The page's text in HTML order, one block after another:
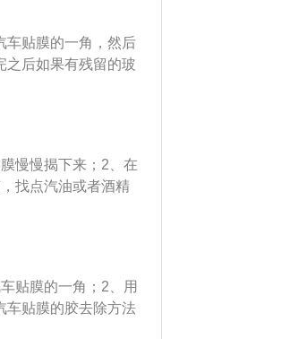
产品，基本性能包
车贴膜的一角，然后
之后如果有残留的玻
与好处如下：1、
外线。防止皮肤受
聚酯膜，有非常耐
玻璃意外破碎对司乘
后，通常在车外看
低空调负荷，省
美化爱车。
慢慢揭下来；2、在
找点汽油或者酒精
车玻璃膜是在车辆
降低车内温度，减
，最终撕下了的效
拆装。
贴膜的一角；2、用
车贴膜的胶去除方法
小撬片刮掉即可；